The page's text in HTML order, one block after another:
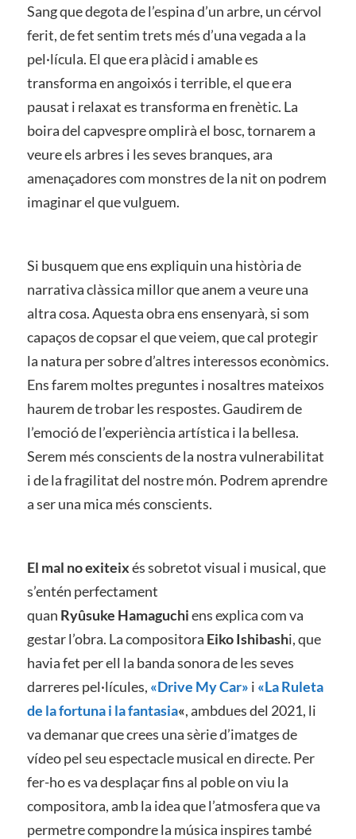
Sang que degota de l’espina d’un arbre, un cérvol
ferit, de fet sentim trets més d’una vegada a la
pel·lícula. El que era plàcid i amable es
transforma en angoixós i terrible, el que era
pausat i relaxat es transforma en frenètic. La
boira del capvespre omplirà el bosc, tornarem a
veure els arbres i les seves branques, ara
amenaçadores com monstres de la nit on podrem
imaginar el que vulguem.
Si busquem que ens expliquin una història de
narrativa clàssica millor que anem a veure una
altra cosa. Aquesta obra ens ensenyarà, si som
capaços de copsar el que veiem, que cal protegir
la natura per sobre d’altres interessos econòmics.
Ens farem moltes preguntes i nosaltres mateixos
haurem de trobar les respostes. Gaudirem de
l’emoció de l’experiència artística i la bellesa.
Serem més conscients de la nostra vulnerabilitat
i de la fragilitat del nostre món. Podrem aprendre
a ser una mica més conscients.
El mal no exiteixés sobretot visual i musical, que
s’entén perfectament
quan Ryûsuke Hamaguchiens explica com va
gestar l’obra. La compositora Eiko Ishibashi, que
havia fet per ell la banda sonora de les seves
darreres pel·lícules, «Drive My Car» i «La Ruleta
de la fortuna i la fantasia«, ambdues del 2021, li
va demanar que crees una sèrie d’imatges de
vídeo pel seu espectacle musical en directe. Per
fer-ho es va desplaçar fins al poble on viu la
compositora, amb la idea que l’atmosfera que va
permetre compondre la música inspires també